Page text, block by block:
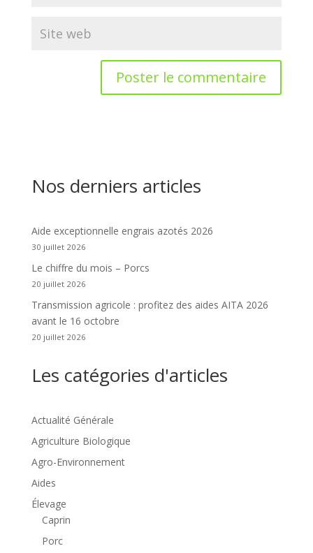
Nos derniers articles
Aide exceptionnelle engrais azotés 2026
30 juillet 2026
Le chiffre du mois – Porcs
20 juillet 2026
Transmission agricole : profitez des aides AITA 2026
avant le 16 octobre
20 juillet 2026
Les catégories d'articles
Actualité Générale
Agriculture Biologique
Agro-Environnement
Aides
Élevage
Caprin
Porc